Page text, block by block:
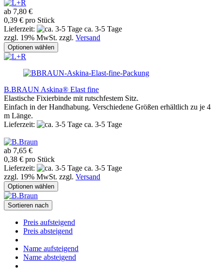
ab 7,80 €
0,39 € pro Stück
Lieferzeit:
ca. 3-5 Tage
zzgl. 19% MwSt. zzgl. Versand
Optionen wählen
B.BRAUN Askina® Elast fine
Elastische Fixierbinde mit rutschfestem Sitz.
Einfach in der Handhabung. Verschiedene Größen erhältlich zu je 4
m Länge.
Lieferzeit:
ca. 3-5 Tage
ab 7,65 €
0,38 € pro Stück
Lieferzeit:
ca. 3-5 Tage
zzgl. 19% MwSt. zzgl. Versand
Optionen wählen
Sortieren nach
Preis aufsteigend
Preis absteigend
Name aufsteigend
Name absteigend